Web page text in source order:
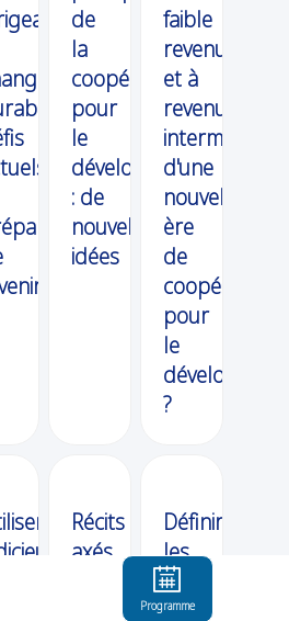
de
la
coopération
pour
le
développement
: de
nouvelles
idées
faible
revenu
et à
revenu
intermédiaire
d'une
nouvelle
ère
de
coopération
pour
le
?
Récits
axés
Définir
les
grandes
lignes
Programme